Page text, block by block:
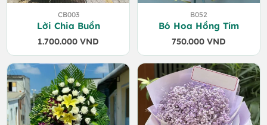
CB003
Lời Chia Buồn
1.700.000 VND
B052
Bó Hoa Hồng Tím
750.000 VND